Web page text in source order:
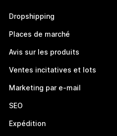
Dropshipping
Places de marché
Avis sur les produits
Ventes incitatives et lots
Marketing par e-mail
SEO
Expédition